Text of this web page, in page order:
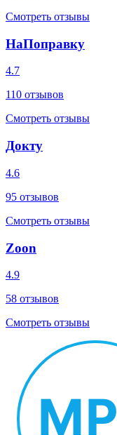
Смотреть отзывы
НаПоправку
4.7
110 отзывов
Смотреть отзывы
Докту
4.6
95 отзывов
Смотреть отзывы
Zoon
4.9
58 отзывов
Смотреть отзывы